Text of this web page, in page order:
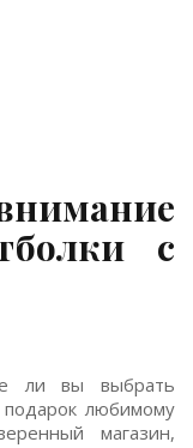
с
ли вы выбрать
любимому
магазин,